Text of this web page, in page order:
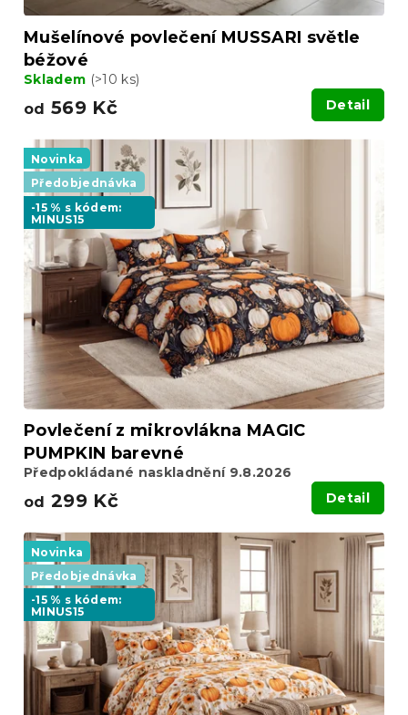
Mušelínové povlečení MUSSARI světle
béžové
Skladem (>10 ks)
od 569 Kč Detail
Novinka
Předobjednávka
-15 % s kódem:
MINUS15
Povlečení z mikrovlákna MAGIC
PUMPKIN barevné
Předpokládané naskladnění 9.8.2026
od 299 Kč Detail
Novinka
Předobjednávka
-15 % s kódem:
MINUS15